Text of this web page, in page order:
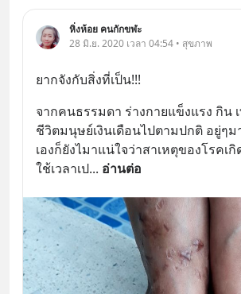
หิ่งห้อย คนกักขฬะ
28 มิ.ย. 2020 เวลา 04:54 • สุขภาพ
ยากจังกับสิ่งที่เป็น!!!
จากคนธรรมดา ร่างกายแข็งแรง กิน
ชีวิตมนุษย์เงินเดือนไปตามปกติ อยู่ๆม
เองก็ยังไมาแน่ใจว่าสาเหตุของโรคเ
ใช้เวลาเป... อ่านต่อ